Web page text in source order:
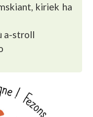
kiriek ha
a-stroll